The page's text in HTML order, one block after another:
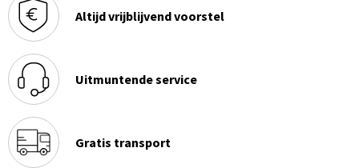
Altijd vrijblijvend voorstel
Uitmuntende service
Gratis transport